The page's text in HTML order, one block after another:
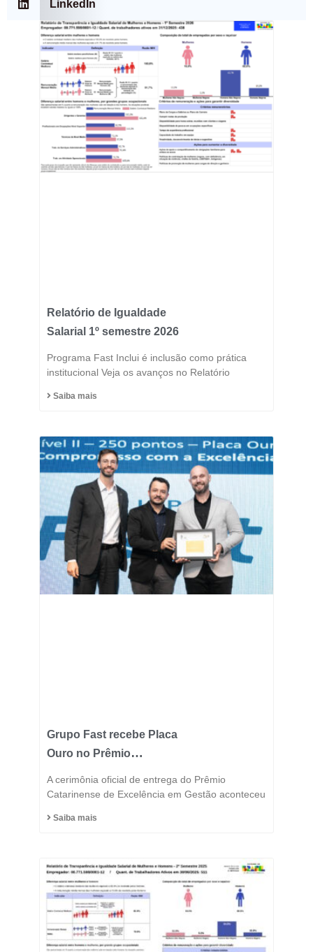
LinkedIn
Relatório de Igualdade
Salarial 1º semestre 2026
Programa Fast Inclui é inclusão como prática
institucional Veja os avanços no Relatório
Saiba mais
Grupo Fast recebe Placa
Ouro no Prêmio
Excelência 2025 e
A cerimônia oficial de entrega do Prêmio
Catarinense de Excelência em Gestão aconteceu
Saiba mais